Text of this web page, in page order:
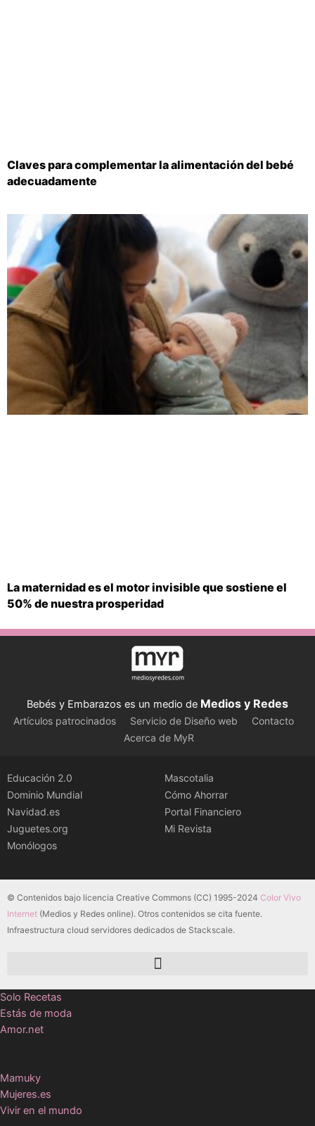
Claves para complementar la alimentación del bebé
adecuadamente
La maternidad es el motor invisible que sostiene el
50% de nuestra prosperidad
Bebés y Embarazos es un medio de Medios y Redes
Artículos patrocinados Servicio de Diseño web
Contacto
Acerca de MyR
Educación 2.0
Dominio Mundial
Navidad.es
Juguetes.org
Monólogos
Mascotalia
Cómo Ahorrar
Portal Financiero
Mi Revista
© Contenidos bajo licencia Creative Commons (CC) 1995-2024 Color Vivo
Internet (Medios y Redes online). Otros contenidos se cita fuente.
Infraestructura cloud servidores dedicados de Stackscale.
Solo Recetas
Estás de moda
Amor.net
Mamuky
Mujeres.es
Vivir en el mundo